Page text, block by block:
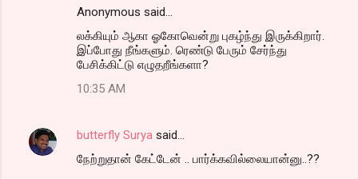
Anonymous said…
லக்கியும் ஆகா ஓகோவென்று புகழ்ந்து இருக்கிறார்.
இப்போது நீங்களும். ரெண்டு பேரும் சேர்ந்து
பேசிக்கிட்டு எழுதறீங்களா?
10:35 AM
butterfly Surya said…
நேற்றுதான் கேட்டேன் .. பார்க்கவில்லையான்னு..??